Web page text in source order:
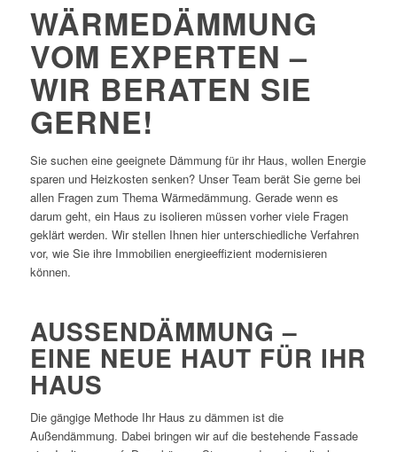
WÄRMEDÄMMUNG
VOM EXPERTEN –
WIR BERATEN SIE
GERNE!
Sie suchen eine geeignete Dämmung für ihr Haus, wollen Energie
sparen und Heizkosten senken? Unser Team berät Sie gerne bei
allen Fragen zum Thema Wärmedämmung. Gerade wenn es
darum geht, ein Haus zu isolieren müssen vorher viele Fragen
geklärt werden. Wir stellen Ihnen hier unterschiedliche Verfahren
vor, wie Sie ihre Immobilien energieeffizient modernisieren
können.
AUSSENDÄMMUNG – E
INE NEUE HAUT FÜR IHR H
AUS
Die gängige Methode Ihr Haus zu dämmen ist die
Außendämmung. Dabei bringen wir auf die bestehende Fassade